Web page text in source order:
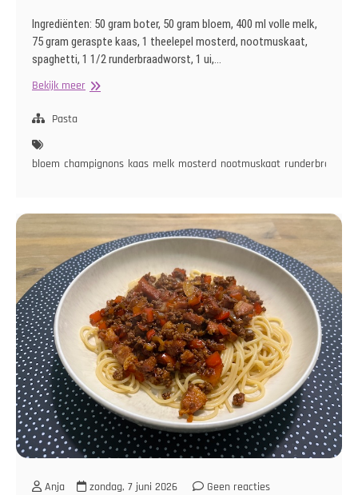
Ingrediënten: 50 gram boter, 50 gram bloem, 400 ml volle melk,
75 gram geraspte kaas, 1 theelepel mosterd, nootmuskaat,
spaghetti, 1 1/2 runderbraadworst, 1 ui,…
Bekijk meerSpaghetti
in
Pasta
bloem champignons kaas melk mosterd nootmuskaat
Anja zondag, 7 juni 2026 Geen reacties